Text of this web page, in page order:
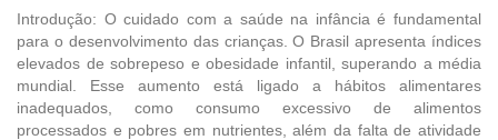
Introdução: O cuidado com a saúde na infância é fundamental
para o desenvolvimento das crianças. O Brasil apresenta índices
elevados de sobrepeso e obesidade infantil, superando a média
mundial. Esse aumento está ligado a hábitos alimentares
inadequados, como consumo excessivo de alimentos
processados e pobres em nutrientes, além da falta de atividade